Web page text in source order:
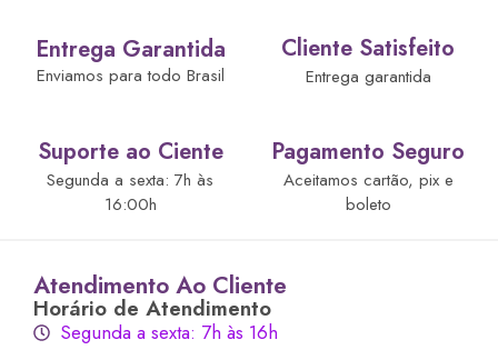
Entrega Garantida
Enviamos para todo Brasil
Cliente Satisfeito
Entrega garantida
Suporte ao Ciente
Segunda a sexta: 7h às
16:00h
Pagamento Seguro
Aceitamos cartão, pix e
boleto
Atendimento Ao Cliente
Horário de Atendimento
Segunda a sexta: 7h às 16h